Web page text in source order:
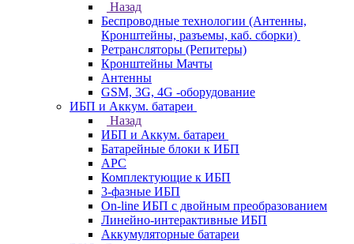
Назад
Беспроводные технологии (Антенны,
Кронштейны, разъемы, каб. сборки)
Ретрансляторы (Репитеры)
Кронштейны Мачты
Антенны
GSM, 3G, 4G -оборудование
ИБП и Аккум. батареи
Назад
ИБП и Аккум. батареи
Батарейные блоки к ИБП
APC
Комплектующие к ИБП
3-фазные ИБП
On-line ИБП с двойным преобразованием
Линейно-интерактивные ИБП
Аккумуляторные батареи